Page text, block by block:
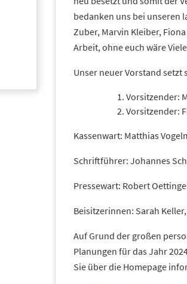
bedanken uns bei unseren
Zuber, Marvin Kleiber,
Arbeit, ohne euch wäre
Unser neuer Vorstand setzt
Vorsitzender:
Vorsitzender:
Kassenwart: Matthias
Schriftführer: Johannes
Pressewart: Robert
Beisitzerinnen: Sarah
Auf Grund der großen
Planungen für das Jahr
Sie über die Homepage